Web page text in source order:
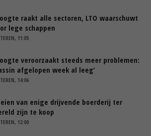
raakt alle sectoren, LTO waarschuwt
lege schappen
11:05
veroorzaakt steeds meer problemen:
afgelopen week al leeg’
14:06
van enige drijvende boerderij ter
zijn te koop
12:00